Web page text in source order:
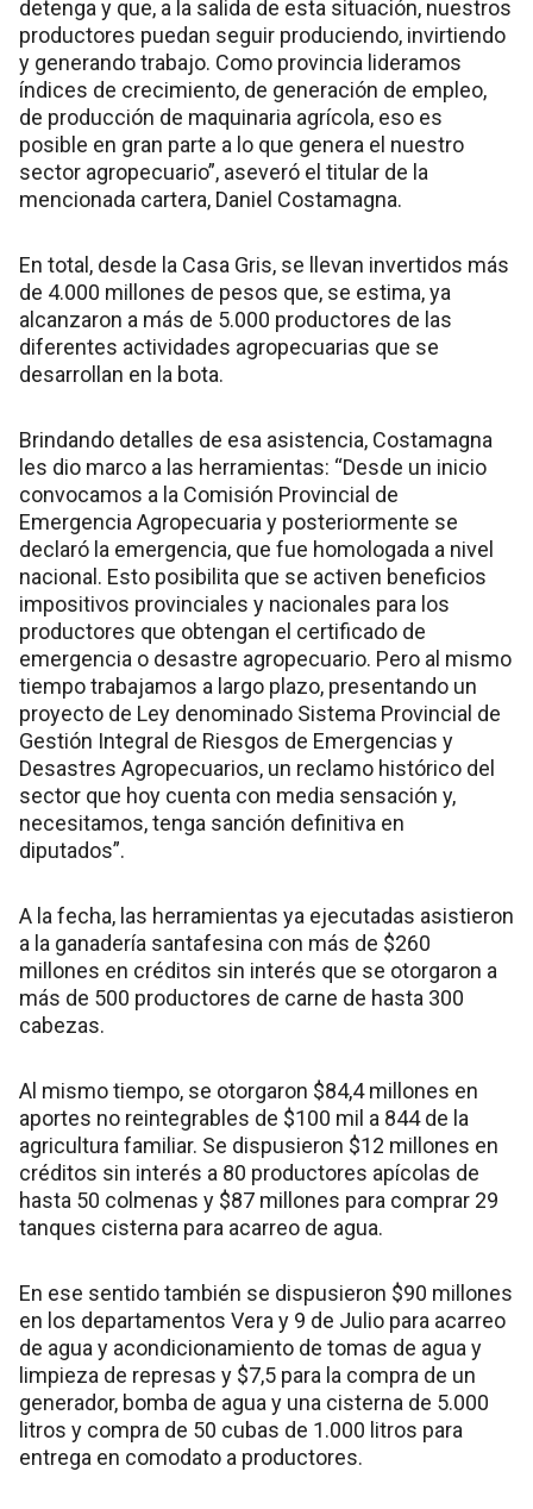
detenga y que, a la salida de esta situación, nuestros
productores puedan seguir produciendo, invirtiendo
y generando trabajo. Como provincia lideramos
índices de crecimiento, de generación de empleo,
de producción de maquinaria agrícola, eso es
posible en gran parte a lo que genera el nuestro
sector agropecuario”, aseveró el titular de la
mencionada cartera, Daniel Costamagna.
En total, desde la Casa Gris, se llevan invertidos más
de 4.000 millones de pesos que, se estima, ya
alcanzaron a más de 5.000 productores de las
diferentes actividades agropecuarias que se
desarrollan en la bota.
Brindando detalles de esa asistencia, Costamagna
les dio marco a las herramientas: “Desde un inicio
convocamos a la Comisión Provincial de
Emergencia Agropecuaria y posteriormente se
declaró la emergencia, que fue homologada a nivel
nacional. Esto posibilita que se activen beneficios
impositivos provinciales y nacionales para los
productores que obtengan el certificado de
emergencia o desastre agropecuario. Pero al mismo
tiempo trabajamos a largo plazo, presentando un
proyecto de Ley denominado Sistema Provincial de
Gestión Integral de Riesgos de Emergencias y
Desastres Agropecuarios, un reclamo histórico del
sector que hoy cuenta con media sensación y,
necesitamos, tenga sanción definitiva en
diputados”.
A la fecha, las herramientas ya ejecutadas asistieron
a la ganadería santafesina con más de $260
millones en créditos sin interés que se otorgaron a
más de 500 productores de carne de hasta 300
cabezas.
Al mismo tiempo, se otorgaron $84,4 millones en
aportes no reintegrables de $100 mil a 844 de la
agricultura familiar. Se dispusieron $12 millones en
créditos sin interés a 80 productores apícolas de
hasta 50 colmenas y $87 millones para comprar 29
tanques cisterna para acarreo de agua.
En ese sentido también se dispusieron $90 millones
en los departamentos Vera y 9 de Julio para acarreo
de agua y acondicionamiento de tomas de agua y
limpieza de represas y $7,5 para la compra de un
generador, bomba de agua y una cisterna de 5.000
litros y compra de 50 cubas de 1.000 litros para
entrega en comodato a productores.